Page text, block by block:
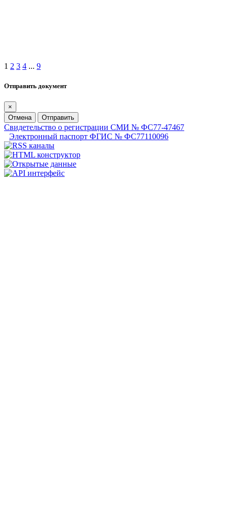
1 2 3 4 ... 9
Отправить документ
×
Отмена
Отправить
Свидетельство о регистрации СМИ № ФС77-47467
Электронный паспорт ФГИС № ФС77110096